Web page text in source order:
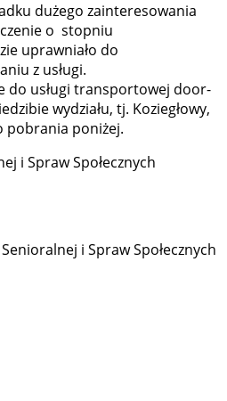
dużego zainteresowania
o stopniu
uprawniało do
z usługi.
do usługi transportowej door-
wydziału, tj. Koziegłowy,
pobrania poniżej.
i Spraw Społecznych
i Spraw Społecznych